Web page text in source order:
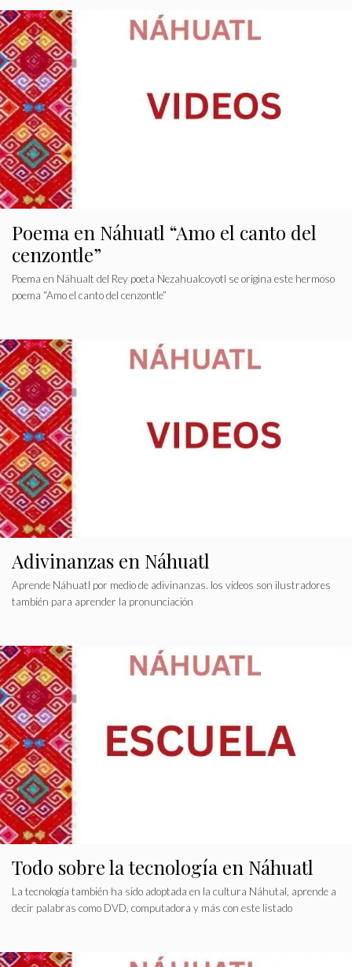
Poema en Náhuatl “Amo el canto del
cenzontle”
Poema en Náhualt del Rey poeta Nezahualcoyotl se origina este hermoso
poema “Amo el canto del cenzontle”
Adivinanzas en Náhuatl
Aprende Náhuatl por medio de adivinanzas. los videos son ilustradores
también para aprender la pronunciación
Todo sobre la tecnología en Náhuatl
La tecnología también ha sido adoptada en la cultura Náhutal, aprende a
decir palabras como DVD, computadora y más con este listado